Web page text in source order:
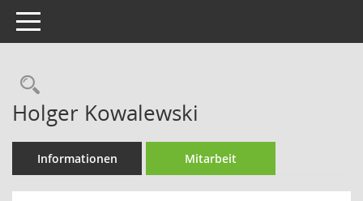
Toggle navigation
Rechercheauswahl
Holger Kowalewski
Informationen Mitarbeit